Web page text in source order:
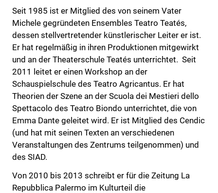
Seit 1985 ist er Mitglied des von seinem Vater
Michele gegründeten Ensembles Teatro Teatés,
dessen stellvertretender künstlerischer Leiter er ist.
Er hat regelmäßig in ihren Produktionen mitgewirkt
und an der Theaterschule Teatés unterrichtet. Seit
2011 leitet er einen Workshop an der
Schauspielschule des Teatro Agricantus. Er hat
Theorien der Szene an der Scuola dei Mestieri dello
Spettacolo des Teatro Biondo unterrichtet, die von
Emma Dante geleitet wird. Er ist Mitglied des Cendic
(und hat mit seinen Texten an verschiedenen
Veranstaltungen des Zentrums teilgenommen) und
des SIAD.
Von 2010 bis 2013 schreibt er für die Zeitung La
Repubblica Palermo im Kulturteil die